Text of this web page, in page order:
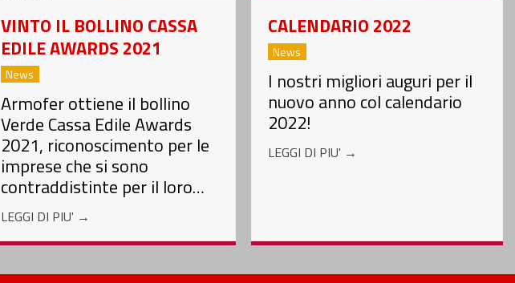
VINTO IL BOLLINO CASSA
EDILE AWARDS 2021
News
Armofer ottiene il bollino
Verde Cassa Edile Awards
2021, riconoscimento per le
imprese che si sono
contraddistinte per il loro…
LEGGI DI PIU' →
CALENDARIO 2022
News
I nostri migliori auguri per il
nuovo anno col calendario
2022!
LEGGI DI PIU' →